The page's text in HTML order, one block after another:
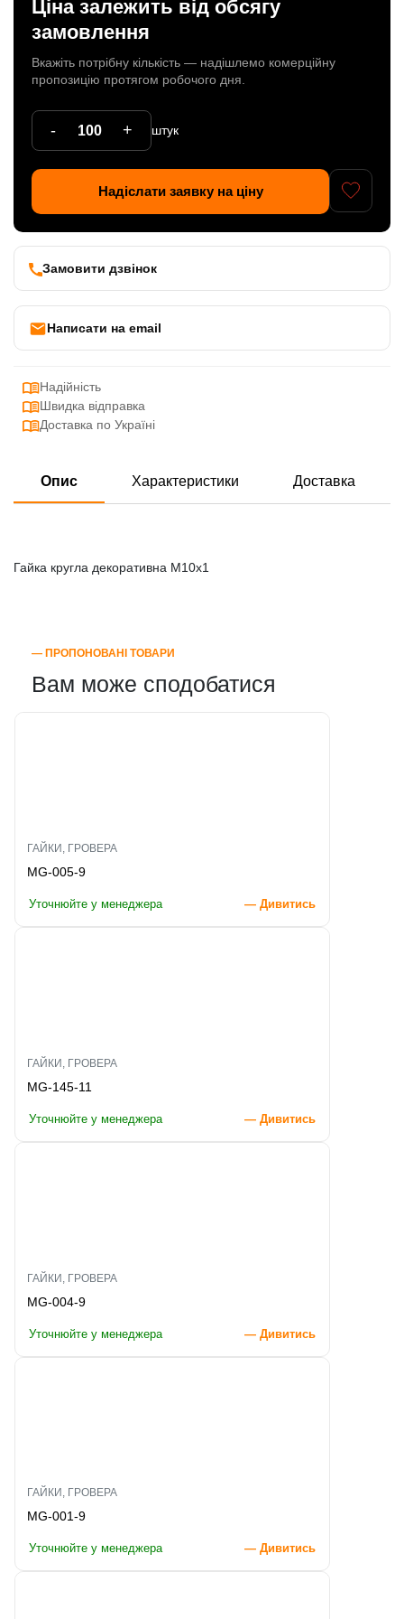
Ціна залежить від обсягу
замовлення
Вкажіть потрібну кількість — надішлемо комерційну
пропозицію протягом робочого дня.
- + штук
Надіслати заявку на ціну
Замовити дзвінок
Написати на email
Надійність
Швидка відправка
Доставка по Україні
Опис Характеристики Доставка
Гайка кругла декоративна М10х1
― ПРОПОНОВАНІ ТОВАРИ
Вам може сподобатися
ГАЙКИ, ГРОВЕРА
MG-005-9
Уточнюйте у менеджера — Дивитись
ГАЙКИ, ГРОВЕРА
MG-145-11
Уточнюйте у менеджера — Дивитись
ГАЙКИ, ГРОВЕРА
MG-004-9
Уточнюйте у менеджера — Дивитись
ГАЙКИ, ГРОВЕРА
MG-001-9
Уточнюйте у менеджера — Дивитись
Патрони
Кабельна продукція
Продукція з пластика
Керамічні вироби
Металеві вироби